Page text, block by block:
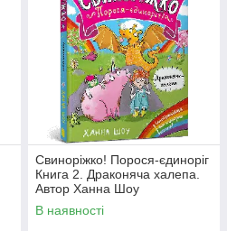
Свиноріжко! Порося-єдиноріг
Книга 2. Драконяча халепа.
Автор Ханна Шоу
В наявності